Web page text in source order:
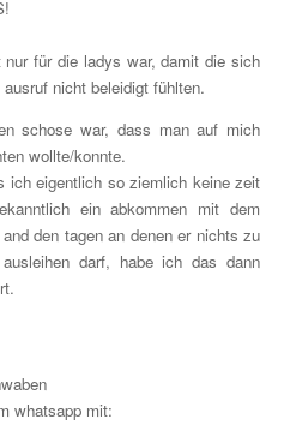
für die ladys war, damit die sich
nicht beleidigt fühlten.
schose war, dass man auf mich
wollte/konnte.
ich eigentlich so ziemlich keine zeit
ein abkommen mit dem
den tagen an denen er nichts zu
darf, habe ich das dann
whatsapp mit: